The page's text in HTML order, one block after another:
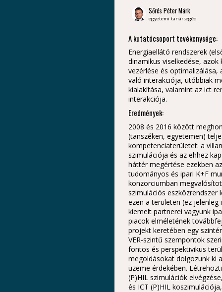
Sőrés Péter Márk
egyetemi tanársegéd
A kutatócsoport tevékenysége:
Energiaellátó rendszerek
dinamikus viselkedése,
vezérlése és optimalizálása,
való interakciója, utóbbiak
kialakítása, valamint az ict
interakciója.
Eredmények:
2008 és 2016 között
(tanszéken, egyetemen)
kompetenciaterületet: a
szimulációja és az ehhez
háttér megértése ezekben
tudományos és ipari K+F
konzorciumban
szimulációs
ezen a területen (ez
kiemelt partnerei vagyunk
piacok elméletének
projekt keretében egy
VER-szintű szempontok
fontos és perspektivikus
megoldásokat dolgozunk ki
üzeme érdekében.
(P)HIL szimulációk
és ICT (P)HIL